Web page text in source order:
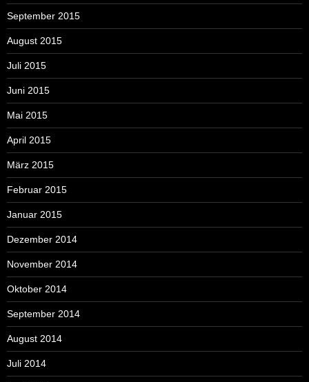
September 2015
August 2015
Juli 2015
Juni 2015
Mai 2015
April 2015
März 2015
Februar 2015
Januar 2015
Dezember 2014
November 2014
Oktober 2014
September 2014
August 2014
Juli 2014